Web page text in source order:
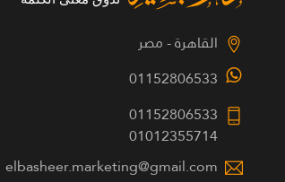
القاهرة - مصر
01152806533
01152806533
01012355714
elbasheer.marketing@gmail.com